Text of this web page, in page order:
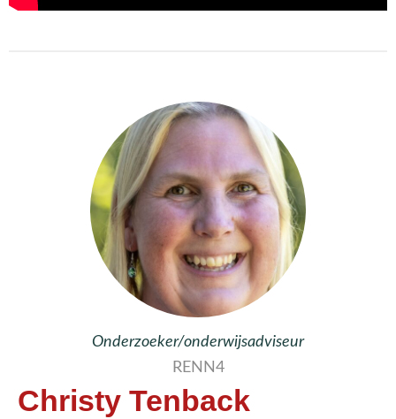
Onderzoeker/onderwijsadviseur
RENN4
Christy Tenback